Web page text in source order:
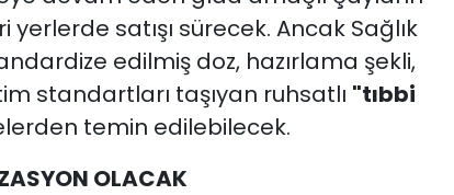
satışı sürecek. Ancak Sağlık
edilmiş doz, hazırlama şekli,
standartları taşıyan ruhsatlı "tıbbi
temin edilebilecek.
OLACAK